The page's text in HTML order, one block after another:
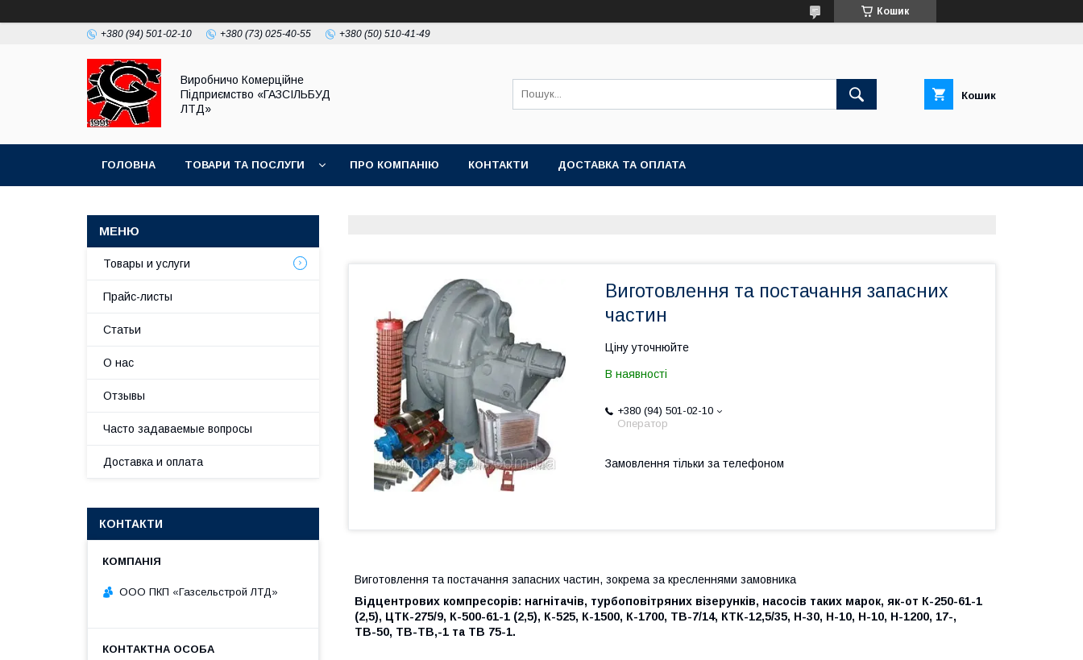
Кошик
+380 (94) 501-02-10 +380 (73) 025-40-55 +380 (50) 510-41-49
Виробничо Комерційне
Підприємство «ГАЗСIЛЬБУД
ЛТД»
Кошик
ГОЛОВНА ТОВАРИ ТА ПОСЛУГИ ПРО КОМПАНІЮ КОНТАКТИ ДОСТАВКА ТА ОПЛАТА
Виготовлення та постачання запасних
частин
Ціну уточнюйте
В наявності
+380 (94) 501-02-10
Оператор
Замовлення тільки за телефоном
Виготовлення та постачання запасних частин, зокрема за кресленнями замовника
Відцентрових компресорів: нагнітачів, турбоповітряних візерунків, насосів таких марок, як-от К-250-61-1
(2,5), ЦТК-275/9, К-500-61-1 (2,5), К-525, К-1500, К-1700, ТВ-7/14, КТК-12,5/35, Н-30, Н-10, Н-10, Н-1200, 17-,
ТВ-50, ТВ-ТВ,-1 та ТВ 75-1.
Товары и услуги
Прайс-листы
Статьи
О нас
Отзывы
Часто задаваемые вопросы
Доставка и оплата
КОНТАКТИ
ООО ПКП «Газсельстрой ЛТД»